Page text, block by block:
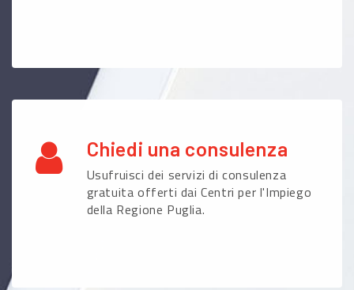
Chiedi una consulenza
Usufruisci dei servizi di consulenza
gratuita offerti dai Centri per l'Impiego
della Regione Puglia.